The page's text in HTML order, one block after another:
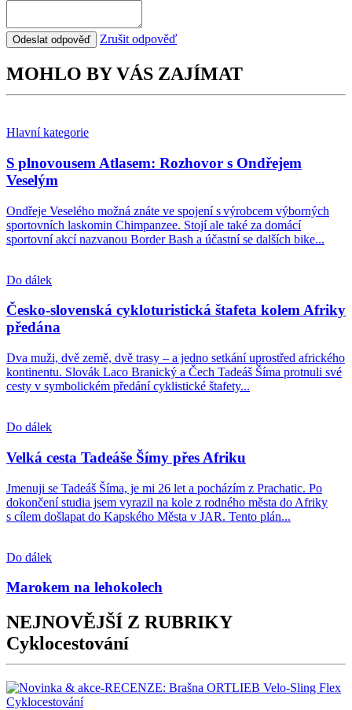
Odeslat odpověď Zrušit odpověď
MOHLO BY VÁS ZAJÍMAT
Hlavní kategorie
S plnovousem Atlasem: Rozhovor s Ondřejem
Veselým
Ondřeje Veselého možná znáte ve spojení s výrobcem výborných
sportovních laskomin Chimpanzee. Stojí ale také za domácí
sportovní akcí nazvanou Border Bash a účastní se dalších bike...
Do dálek
Česko-slovenská cykloturistická štafeta kolem Afriky
předána
Dva muži, dvě země, dvě trasy – a jedno setkání uprostřed afrického
kontinentu. Slovák Laco Branický a Čech Tadeáš Šíma protnuli své
cesty v symbolickém předání cyklistické štafety...
Do dálek
Velká cesta Tadeáše Šímy přes Afriku
Jmenuji se Tadeáš Šíma, je mi 26 let a pocházím z Prachatic. Po
dokončení studia jsem vyrazil na kole z rodného města do Afriky
s cílem došlapat do Kapského Města v JAR. Tento plán...
Do dálek
Marokem na lehokolech
NEJNOVĚJŠÍ Z RUBRIKY
Cyklocestování
Cyklocestování